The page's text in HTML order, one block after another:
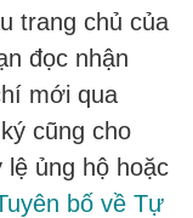
trang chủ của
đọc nhận
mới qua
cũng cho
lệ ủng hộ hoặc
bố về Tự